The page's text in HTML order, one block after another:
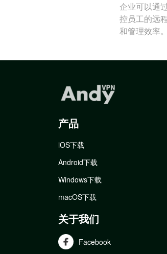
企业可以通
控员工的远
和管理效率。
产品
iOS下载
Android下载
Windows下载
macOS下载
关于我们
Facebook